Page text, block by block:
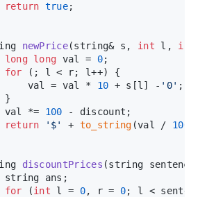
return true;
newPrice(string& s, int l, int
long long val = 0;
for (; l < r; l++) {
val = val *
10 + s[l] - '0' ;
}
val *=
100 - discount;
return
'$' + to_string (val / 100
discountPrices (string sentence,
string ans;
for (int l = 0, r = 0; l <